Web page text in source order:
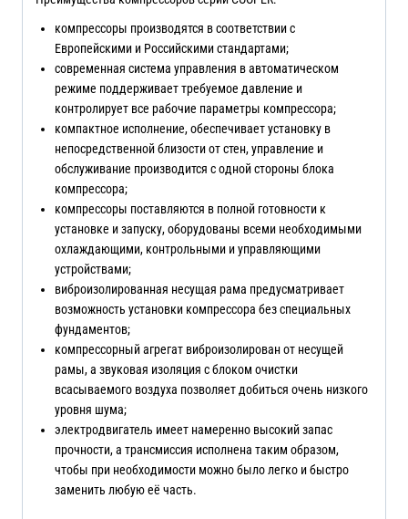
компрессоры производятся в соответствии с
Европейскими и Российскими стандартами;
современная система управления в автоматическом
режиме поддерживает требуемое давление и
контролирует все рабочие параметры компрессора;
компактное исполнение, обеспечивает установку в
непосредственной близости от стен, управление и
обслуживание производится с одной стороны блока
компрессора;
компрессоры поставляются в полной готовности к
установке и запуску, оборудованы всеми необходимыми
охлаждающими, контрольными и управляющими
устройствами;
виброизолированная несущая рама предусматривает
возможность установки компрессора без специальных
фундаментов;
компрессорный агрегат виброизолирован от несущей
рамы, а звуковая изоляция с блоком очистки
всасываемого воздуха позволяет добиться очень низкого
уровня шума;
электродвигатель имеет намеренно высокий запас
прочности, а трансмиссия исполнена таким образом,
чтобы при необходимости можно было легко и быстро
заменить любую её часть.